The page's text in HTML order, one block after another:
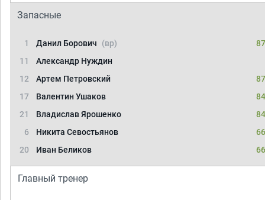
Запасные
1 Данил Борович (вр)
11
Александр Нуждин
12
Артем Петровский
17
Валентин Ушаков
21
Владислав Ярошенко
6
Никита Севостьянов
20
Иван Беликов
Главный тренер